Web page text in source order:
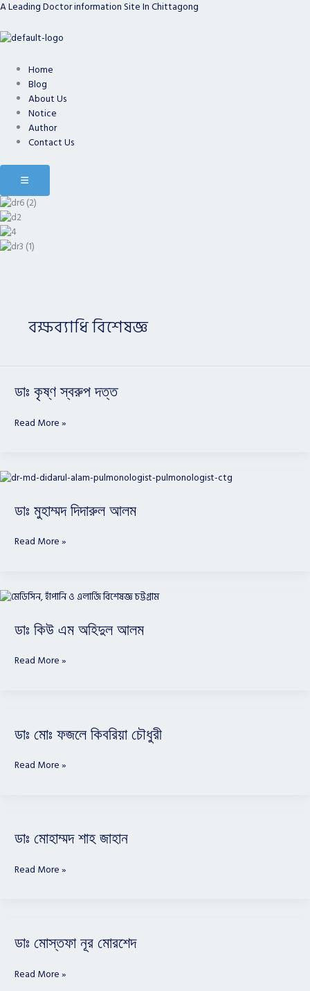
Skip
content
A Leading Doctor information Site In Chittagong
Home
Blog
About Us
Notice
Author
Contact Us
Hamburger Toggle Menu
বক্ষব্যাধি বিশেষজ্ঞ
ডাঃ কৃষ্ণ স্বরুপ দত্ত
ডাঃ
কৃষ্ণ
স্বরুপ
দত্ত
Read More »
ডাঃ মুহাম্মদ দিদারুল আলম
ডাঃ
দিদারুল
আলম
Read More »
ডাঃ কিউ এম অহিদুল আলম
ডাঃ
এম
অহিদুল
আলম
Read More »
ডাঃ মোঃ ফজলে কিবরিয়া চৌধুরী
ডাঃ
মোঃ
ফজলে
কিবরিয়া
Read More »
ডাঃ মোহাম্মদ শাহ জাহান
ডাঃ
মোহাম্মদ
শাহ
জাহান
Read More »
ডাঃ মোস্তফা নূর মোরশেদ
ডাঃ
মোস্তফা
নূর
মোরশেদ
Read More »